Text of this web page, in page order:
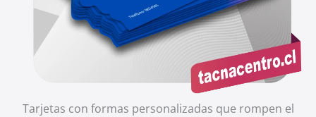
Tarjetas con formas personalizadas que rompen el